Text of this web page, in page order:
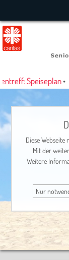
Speiseplan•
Diese
Mit der
Weitere
Nur